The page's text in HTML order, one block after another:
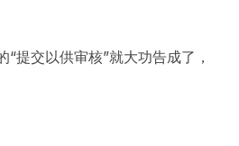
提交以供审核”就大功告成了，